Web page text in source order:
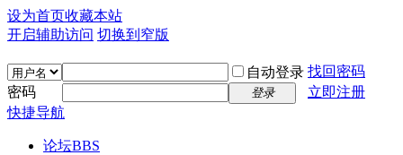
设为首页收藏本站
开启辅助访问 切换到窄版
自动登录 找回密码
密码
登录
立即注册
快捷导航
论坛BBS